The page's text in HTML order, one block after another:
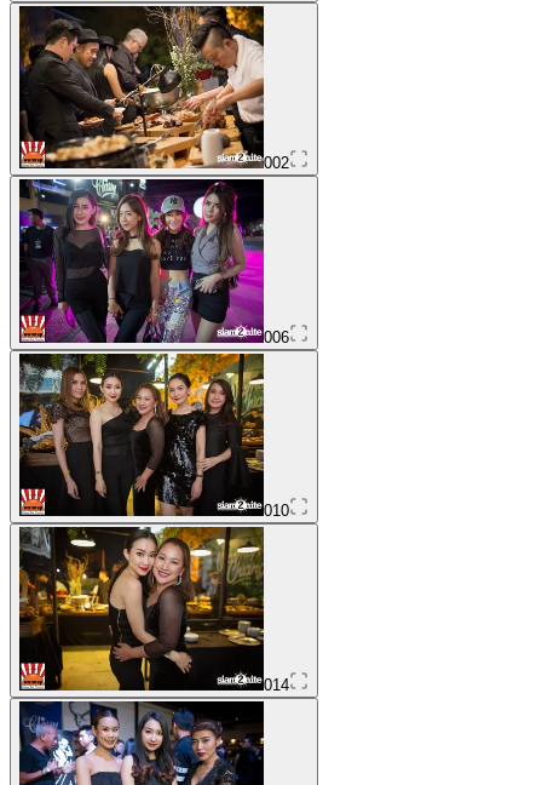
002
006
010
014